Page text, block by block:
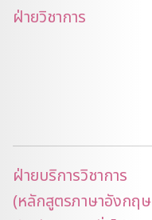
ฝ่ายวิชาการ
ฝ่ายบริการวิชาการ
(หลักสูตรภาษาอังกฤษ